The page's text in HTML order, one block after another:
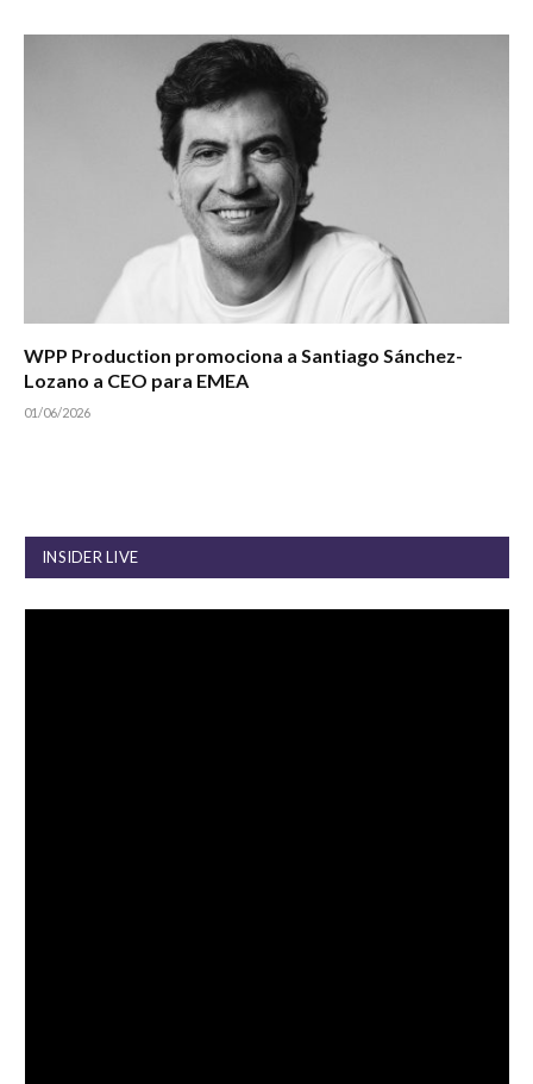
WPP Production promociona a Santiago Sánchez-
Lozano a CEO para EMEA
01/06/2026
INSIDER LIVE